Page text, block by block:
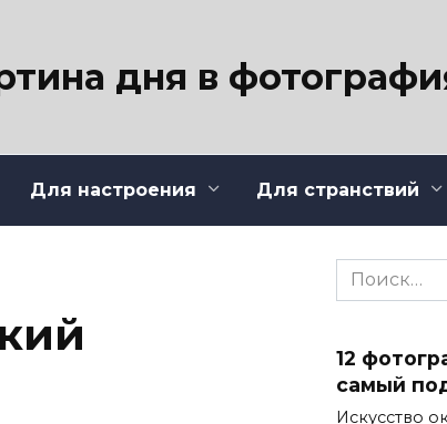
дня в
Для настроения Для странствий
Search
for:
12
самый
Искусство